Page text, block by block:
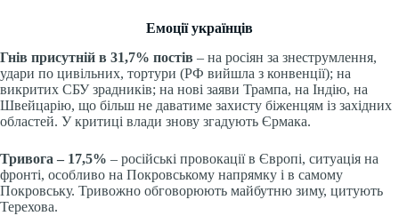
Емоції українців
Гнів присутній в 31,7% постів – на росіян за знеструмлення,
удари по цивільних, тортури (РФ вийшла з конвенції); на
викритих СБУ зрадників; на нові заяви Трампа, на Індію, на
Швейцарію, що більш не даватиме захисту біженцям із західних
областей. У критиці влади знову згадують Єрмака.
Тривога – 17,5% – російські провокації в Європі, ситуація на
фронті, особливо на Покровському напрямку і в самому
Покровську. Тривожно обговорюють майбутню зиму, цитують
Терехова.